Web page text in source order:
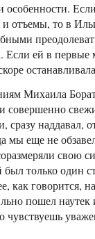
особенности.
отъемы, то в
Если ей в
Михаила
совершенно
наддавал,
мы еще не
свою
только один
как говорится,
пошел